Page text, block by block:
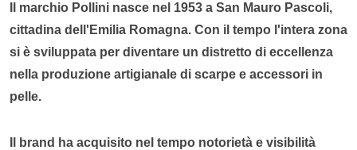
Il marchio Pollini nasce nel 1953 a San Mauro Pascoli,
cittadina dell'Emilia Romagna. Con il tempo l'intera zona
si è sviluppata per diventare un distretto di eccellenza
nella produzione artigianale di scarpe e accessori in
pelle.
Il brand ha acquisito nel tempo notorietà e visibilità